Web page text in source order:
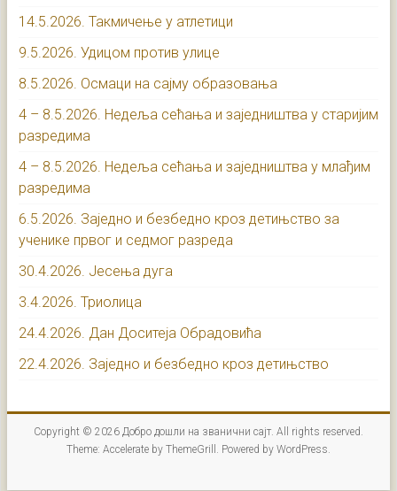
14.5.2026. Такмичење у атлетици
9.5.2026. Удицом против улице
8.5.2026. Осмаци на сајму образовања
4 – 8.5.2026. Недеља сећања и заједништва у старијим
разредима
4 – 8.5.2026. Недеља сећања и заједништва у млађим
разредима
6.5.2026. Заједно и безбедно кроз детињство за
ученике првог и седмог разреда
30.4.2026. Јесења дуга
3.4.2026. Триолица
24.4.2026. Дан Доситеја Обрадовића
22.4.2026. Заједно и безбедно кроз детињство
Copyright © 2026 Добро дошли на званични сајт. All rights reserved.
Theme: Accelerateby ThemeGrill. Powered by WordPress.